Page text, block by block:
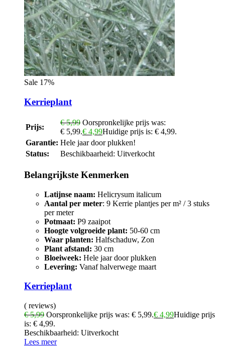
Sale 17%
Kerrieplant
Prijs:
€5,99 Oorspronkelijke prijs was:
€ 5,99.€ 4,99Huidige prijs is: € 4,99.
Garantie: Hele jaar door plukken!
Status:
Beschikbaarheid: Uitverkocht
Belangrijkste Kenmerken
Latijnse naam: Helicrysum italicum
Aantal per meter: 9 Kerrie plantjes per m² / 3 stuks
per meter
Potmaat: P9 zaaipot
Hoogte volgroeide plant: 50-60 cm
Waar planten: Halfschaduw, Zon
Plant afstand: 30 cm
Bloeiweek: Hele jaar door plukken
Levering: Vanaf halverwege maart
Kerrieplant
( reviews)
€5,99 Oorspronkelijke prijs was: € 5,99.€ 4,99Huidige prijs
is: € 4,99.
Beschikbaarheid: Uitverkocht
Lees meer